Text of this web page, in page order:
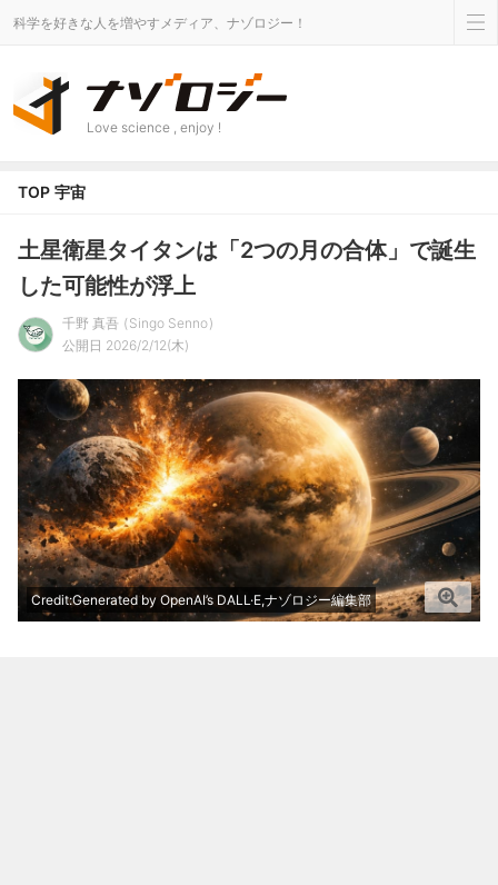
科学を好きな人を増やすメディア、ナゾロジー！
Love science , enjoy !
TOP 宇宙
土星衛星タイタンは「2つの月の合体」で誕生
した可能性が浮上
千野 真吾
Singo Senno
公開日 2026/2/12(木)
Credit:Generated by OpenAI’s DALL·E,ナゾロジー編集部